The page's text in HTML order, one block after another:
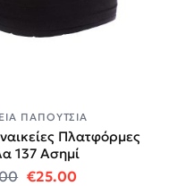
ΠΑΠΟΎΤΣΙΑ
Πλατφόρμες
137 Ασημί
Original price was:
€25.00Η τρέχουσα